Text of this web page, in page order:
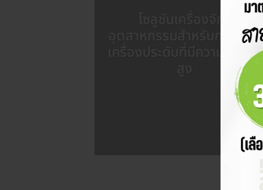
อุตสาหกรรมสำหรับการผลิต
เครื่องประดับที่มีความแม่นยำ